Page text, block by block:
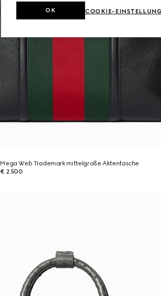
Mega Web Trademark mittelgroße Aktentasche
€ 2.500
COOKIE-
OK